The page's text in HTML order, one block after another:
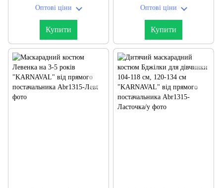
Оптові ціни
Купити
Оптові ціни
Купити